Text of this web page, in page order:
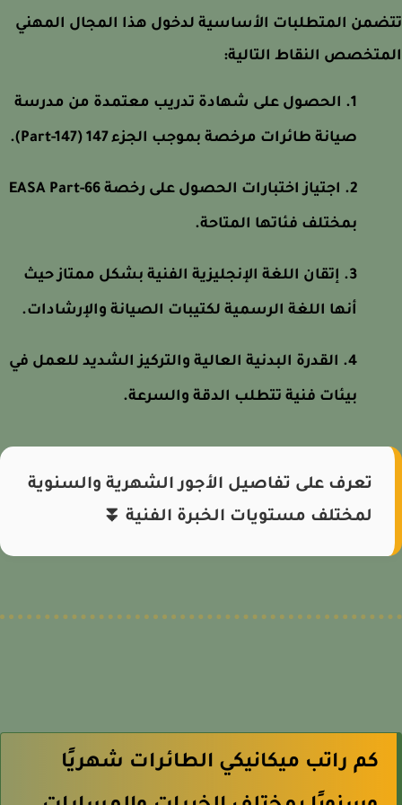
المتطلبات الأساسية لدخول هذا المجال المهني
النقاط التالية:
الحصول على شهادة تدريب معتمدة من مدرسة
صيانة طائرات مرخصة بموجب الجزء 147 (Part-147).
اجتياز اختبارات الحصول على رخصة EASA Part-66
بمختلف فئاتها المتاحة.
إتقان اللغة الإنجليزية الفنية بشكل ممتاز حيث
أنها اللغة الرسمية لكتيبات الصيانة والإرشادات.
القدرة البدنية العالية والتركيز الشديد للعمل في
بيئات فنية تتطلب الدقة والسرعة.
تعرف على تفاصيل الأجور الشهرية والسنوية
لمختلف مستويات الخبرة الفنية ⏬
كم راتب ميكانيكي الطائرات شهريًا